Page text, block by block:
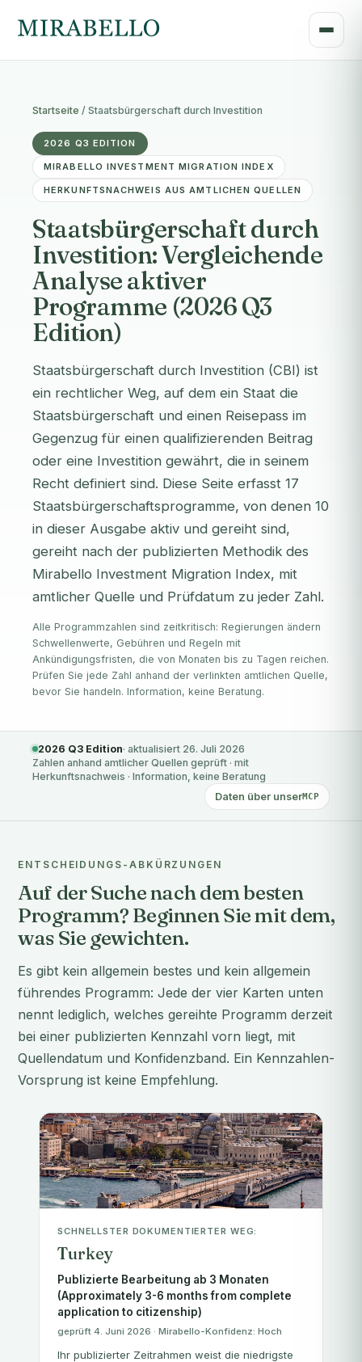
Startseite / Staatsbürgerschaft durch Investition
2026 Q3 EDITION
MIRABELLO INVESTMENT MIGRATION INDEX
HERKUNFTSNACHWEIS AUS AMTLICHEN QUELLEN
Staatsbürgerschaft durch
Investition: Vergleichende
Analyse aktiver
Programme (2026 Q3
Edition)
Staatsbürgerschaft durch Investition (CBI) ist
ein rechtlicher Weg, auf dem ein Staat die
Staatsbürgerschaft und einen Reisepass im
Gegenzug für einen qualifizierenden Beitrag
oder eine Investition gewährt, die in seinem
Recht definiert sind. Diese Seite erfasst 17
Staatsbürgerschaftsprogramme, von denen 10
in dieser Ausgabe aktiv und gereiht sind,
gereiht nach der publizierten Methodik des
Mirabello Investment Migration Index, mit
amtlicher Quelle und Prüfdatum zu jeder Zahl.
Alle Programmzahlen sind zeitkritisch: Regierungen ändern
Schwellenwerte, Gebühren und Regeln mit
Ankündigungsfristen, die von Monaten bis zu Tagen reichen.
Prüfen Sie jede Zahl anhand der verlinkten amtlichen Quelle,
bevor Sie handeln. Information, keine Beratung.
2026 Q3 Edition· aktualisiert 26. Juli 2026
Zahlen anhand amtlicher Quellen geprüft · mit
Herkunftsnachweis · Information, keine Beratung
Daten über unserMCP
ENTSCHEIDUNGS-ABKÜRZUNGEN
Auf der Suche nach dem besten
Programm? Beginnen Sie mit dem,
was Sie gewichten.
Es gibt kein allgemein bestes und kein allgemein
führendes Programm: Jede der vier Karten unten
nennt lediglich, welches gereihte Programm derzeit
bei einer publizierten Kennzahl vorn liegt, mit
Quellendatum und Konfidenzband. Ein Kennzahlen-
Vorsprung ist keine Empfehlung.
SCHNELLSTER DOKUMENTIERTER WEG:
Turkey
Publizierte Bearbeitung ab 3 Monaten
(Approximately 3-6 months from complete
application to citizenship)
geprüft 4. Juni 2026 · Mirabello-Konfidenz: Hoch
Ihr publizierter Zeitrahmen weist die niedrigste